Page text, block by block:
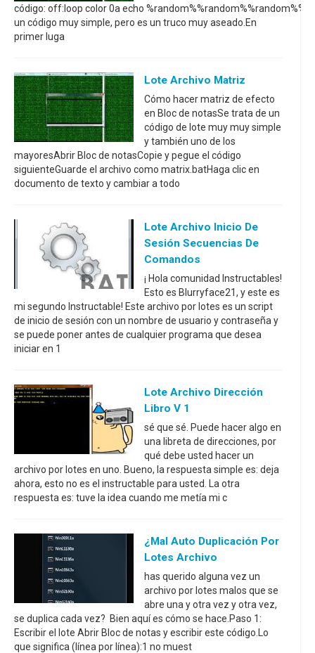
código: off:loop color 0a echo
un código muy simple, pero es un truco muy aseado.En
primer luga
Lote Archivo Matriz
Cómo hacer matriz de efecto
en Bloc de notasSe trata de un
código de lote muy muy simple
y también uno de los
mayoresAbrir Bloc de notasCopie y pegue el código
siguienteGuarde el archivo como matrix.batHaga clic en
documento de texto y cambiar a todo
Lote Archivo Inicio De
Sesión Secuencias De
Comandos
¡ Hola comunidad Instructables!
Esto es Blurryface21, y este es
mi segundo Instructable! Este archivo por lotes es un script
de inicio de sesión con un nombre de usuario y contraseña y
se puede poner antes de cualquier programa que desea
iniciar en 1
Lote Archivo Dirección
Libro V 1
sé que sé. Puede hacer algo en
una libreta de direcciones, por
qué debe usted hacer un
archivo por lotes en uno. Bueno, la respuesta simple es: deja
ahora, esto no es el instructable para usted. La otra
respuesta es: tuve la idea cuando me metía mi c
¿Mal Auto Duplicación Por
Lotes Archivo
has querido alguna vez un
archivo por lotes malos que se
abre una y otra vez y otra vez,
se duplica cada vez? Bien aquí es cómo se hace.Paso 1:
Escribir el lote Abrir Bloc de notas y escribir este código.Lo
que significa (línea por línea):1 no muest